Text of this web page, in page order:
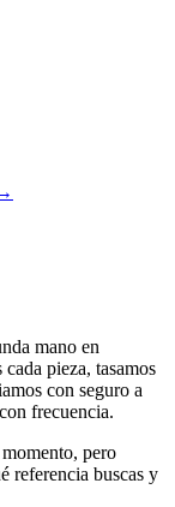
mano en
pieza, tasamos
con seguro a
frecuencia.
pero
referencia buscas y